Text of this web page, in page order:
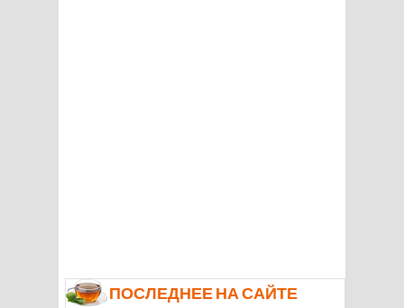
ПОСЛЕДНЕЕ НА САЙТЕ